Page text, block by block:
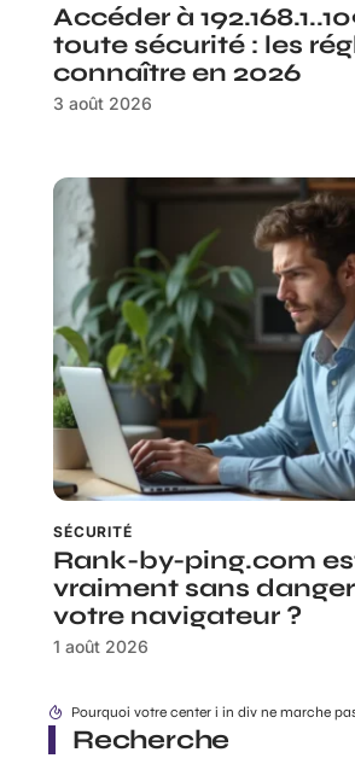
Accéder à
toute sécurité : les
connaître en 2026
3 août 2026
SÉCURITÉ
Rank-by-ping.com
vraiment sans
votre navigateur ?
1 août 2026
Recherche